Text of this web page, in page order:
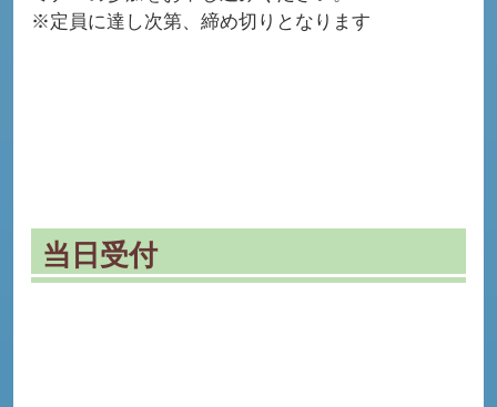
※定員に達し次第、締め切りとなります
当日受付